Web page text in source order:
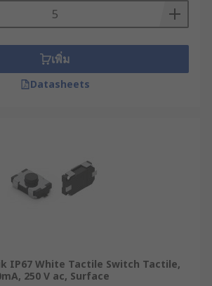
ลือกหลากหลายประเภท ดังนั้น
Switch, Sealed Tactile Switch
ยปัจจัยประกอบกัน เพื่อให้ได้สวิตช์
านได้อย่างสมบูรณ์แบบที่สุด
ละอายุการใช้งาน : พิจารณา
องสวิตช์ที่สามารถรองรับจำนวน
เดินทางของปุ่ม : เลือกสวิตช์ที่มี
ะการเดินทางที่เหมาะสมกับความ
งผู้ใช้งานและความต้องการใน
เพิ่ม
Datasheets
IP67 White Tactile Switch Tactile,
250 V ac, Surface